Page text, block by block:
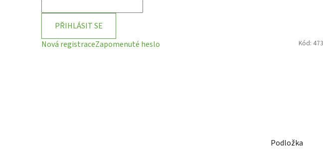
PŘIHLÁSIT SE
Nová registraceZapomenuté heslo
Podložka
Kód: